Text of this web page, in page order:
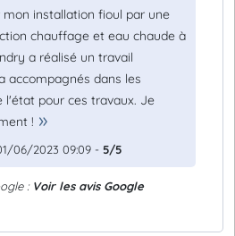
installation fioul par une
chauffage et eau chaude à
a réalisé un travail
accompagnés dans les
l'état pour ces travaux. Je
!
06/2023 09:09 - 5/5
: Voir les avis Google